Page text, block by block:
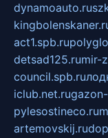
dynamoauto.ru
act1.spb.ru
detsad125.rumir-
council.spb.ru
iclub.net.ru
pylesostineco.ru
artemovskij.ru